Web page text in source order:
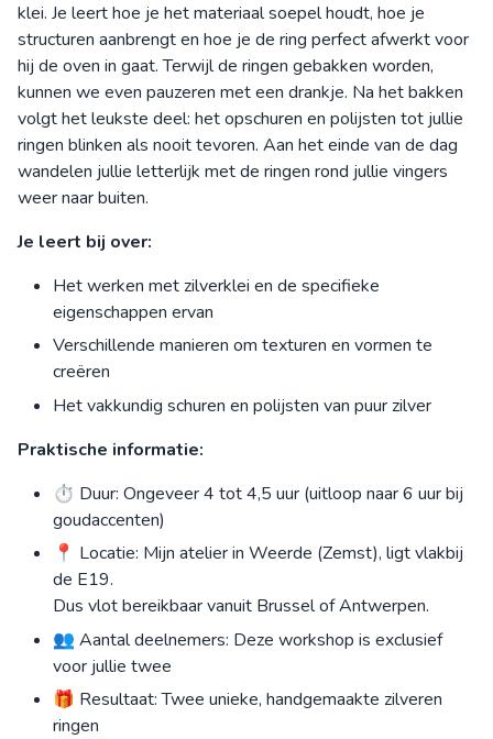
klei. Je leert hoe je het materiaal soepel houdt, hoe je
structuren aanbrengt en hoe je de ring perfect afwerkt voor
hij de oven in gaat. Terwijl de ringen gebakken worden,
kunnen we even pauzeren met een drankje. Na het bakken
volgt het leukste deel: het opschuren en polijsten tot jullie
ringen blinken als nooit tevoren. Aan het einde van de dag
wandelen jullie letterlijk met de ringen rond jullie vingers
weer naar buiten.
Je leert bij over:
Het werken met zilverklei en de specifieke
eigenschappen ervan
Verschillende manieren om texturen en vormen te
creëren
Het vakkundig schuren en polijsten van puur zilver
Praktische informatie:
⏱ Duur: Ongeveer 4 tot 4,5 uur (uitloop naar 6 uur bij
goudaccenten)
📍 Locatie: Mijn atelier in Weerde (Zemst), ligt vlakbij
de E19.
Dus vlot bereikbaar vanuit Brussel of Antwerpen.
👥 Aantal deelnemers: Deze workshop is exclusief
voor jullie twee
🎁 Resultaat: Twee unieke, handgemaakte zilveren
ringen